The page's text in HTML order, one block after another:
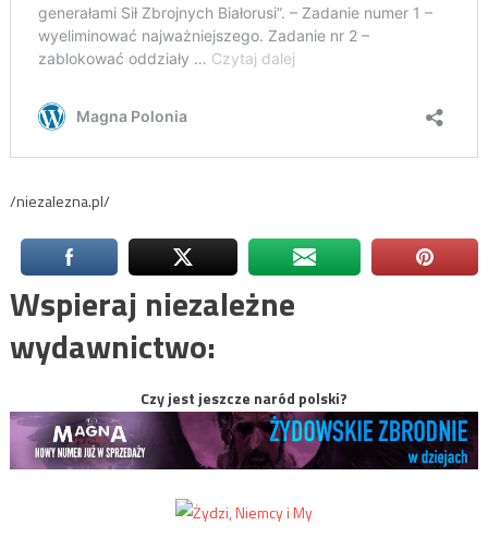
/niezalezna.pl/
Wspieraj niezależne
wydawnictwo:
Czy jest jeszcze naród polski?